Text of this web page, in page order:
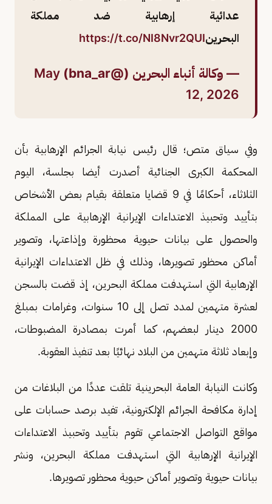
عدائية إرهابية ضد مملكة
البحرينhttps://t.co/NI8Nvr2QUI
— وكالة أنباء البحرين (@bna_ar)
May
12, 2026
وفي سياق متص؛ قال رئيس نيابة الجرائم الإرهابية بأن
المحكمة الكبرى الجنائية أصدرت أيضا بجلسة، اليوم
الثلاثاء، أحكامًا في 9 قضايا متعلقة بقيام بعض الأشخاص
بتأييد وتحبيذ الاعتداءات الإيرانية الإرهابية على المملكة
والحصول على بيانات حيوية محظورة وإذاعتها، وتصوير
أماكن محظور تصويرها، وذلك في ظل الاعتداءات الإيرانية
الإرهابية التي استهدفت مملكة البحرين، إذ قضت بالسجن
لعشرة متهمين لمدد تصل إلى 10 سنوات، وغرامات بمبلغ
2000 دينار لبعضهم، كما أمرت بمصادرة المضبوطات،
وإبعاد ثلاثة متهمين من البلاد نهائيًا بعد تنفيذ العقوبة.
وكانت النيابة العامة البحرينية تلقت عددًا من البلاغات من
إدارة مكافحة الجرائم الإلكترونية، تفيد برصد حسابات على
مواقع التواصل الاجتماعي تقوم بتأييد وتحبيذ الاعتداءات
الإيرانية الإرهابية التي استهدفت مملكة البحرين، ونشر
بيانات حيوية وتصوير أماكن حيوية محظور تصويرها.